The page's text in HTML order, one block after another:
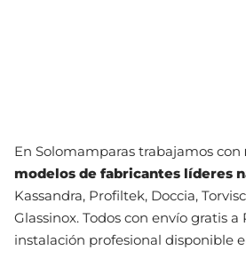
En Solomamparas trabajamos con
modelos de fabricantes líderes
Kassandra, Profiltek, Doccia,
Glassinox. Todos con envío gratis a
instalación profesional disponible